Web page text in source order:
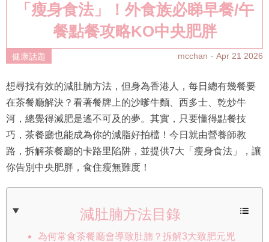
「瘦身食法」！外食族必睇早餐/午
餐點餐攻略KO中央肥胖
健康話題 mcchan Apr 21 2026
想尋找有效的減肚腩方法，但身為香港人，每日總有幾餐要
在茶餐廳解決？看著餐牌上的沙嗲牛麵、西多士、乾炒牛
河，總覺得減肥是遙不可及的夢。其實，只要懂得點餐技
巧，茶餐廳也能成為你的減脂好拍檔！今日就由營養師教
路，拆解茶餐廳的卡路里陷阱，並提供7大「瘦身食法」，讓
你告別中央肥胖，食住瘦無難度！
減肚腩方法目錄
為何常食茶餐廳會導致肚腩？拆解3大致肥元兇